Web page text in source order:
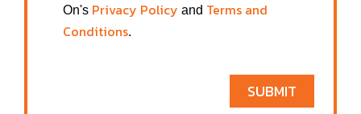
On's Privacy Policy and Terms and
Conditions.
SUBMIT